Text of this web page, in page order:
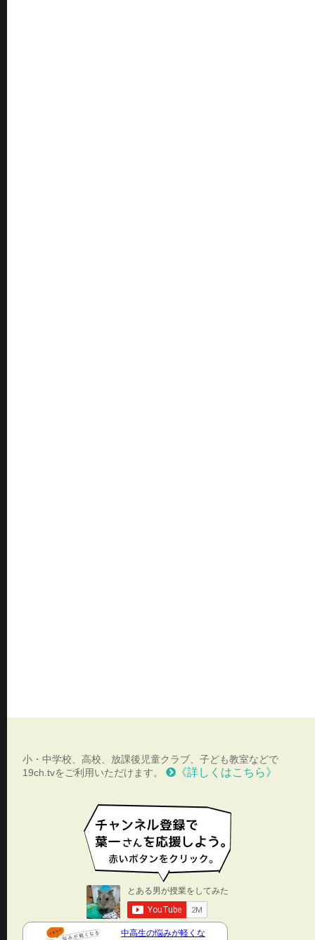
小・中学校、高校、放課後児童クラブ、子ども教室などで
19ch.tvをご利用いただけます。
《詳しくはこちら》
中高生の悩みが軽くな